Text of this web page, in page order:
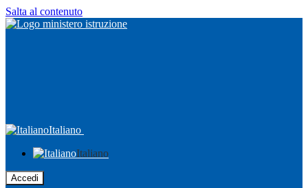
Salta al contenuto
Italiano
Italiano
Accedi